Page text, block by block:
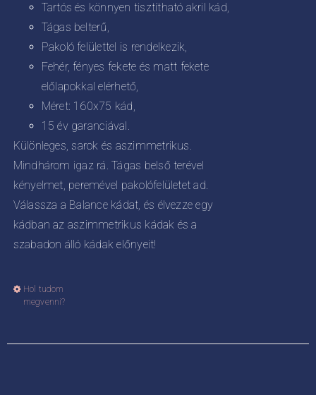
Tartós és könnyen tisztítható akril kád,
Tágas belterű,
Pakoló felülettel is rendelkezik,
Fehér, fényes fekete és matt fekete
előlapokkal elérhető,
Méret: 160x75 kád,
15 év garanciával.
Különleges, sarok és aszimmetrikus.
Mindhárom igaz rá. Tágas belső terével
kényelmet, peremével pakolófelületet ad.
Válassza a Balance kádat, és élvezze egy
kádban az aszimmetrikus kádak és a
szabadon álló kádak előnyeit!
Hol tudom
megvenni?